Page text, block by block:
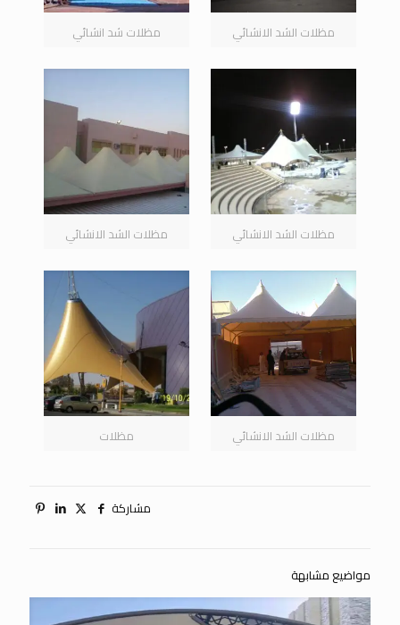
مظلات الشد الانشائي مظلات شد انشائي
مظلات الشد الانشائي مظلات الشد الانشائي
مظلات الشد الانشائي مظلات
مشاركة
مواضيع مشابهة